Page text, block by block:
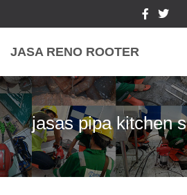
JASA RENO ROOTER
jasas pipa kitchen